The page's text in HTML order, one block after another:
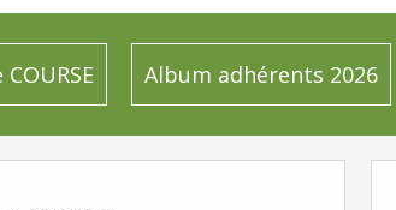
Album adhérents 2026